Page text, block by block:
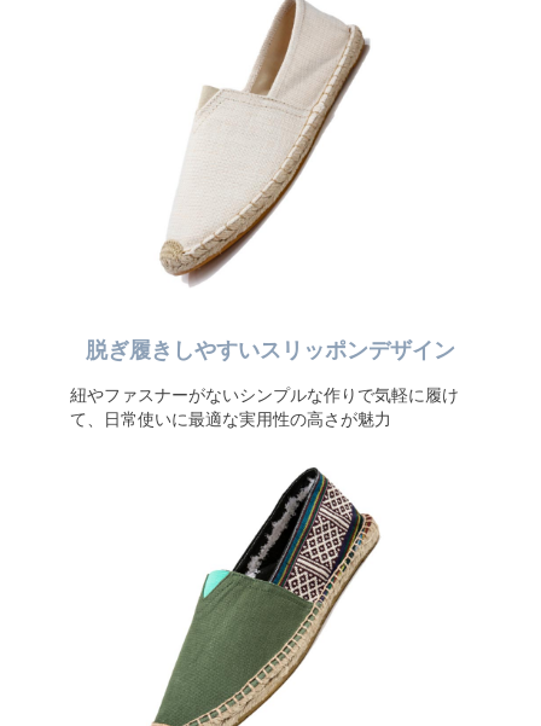
脱ぎ履きしやすいスリッポンデザイン
紐やファスナーがないシンプルな作りで気軽に履け
て、日常使いに最適な実用性の高さが魅力